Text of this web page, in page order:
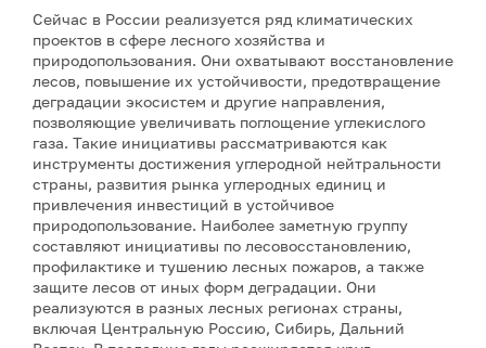
Сейчас в России реализуется ряд климатических
проектов в сфере лесного хозяйства и
природопользования. Они охватывают восстановление
лесов, повышение их устойчивости, предотвращение
деградации экосистем и другие направления,
позволяющие увеличивать поглощение углекислого
газа. Такие инициативы рассматриваются как
инструменты достижения углеродной нейтральности
страны, развития рынка углеродных единиц и
привлечения инвестиций в устойчивое
природопользование. Наиболее заметную группу
составляют инициативы по лесовосстановлению,
профилактике и тушению лесных пожаров, а также
защите лесов от иных форм деградации. Они
реализуются в разных лесных регионах страны,
включая Центральную Россию, Сибирь, Дальний